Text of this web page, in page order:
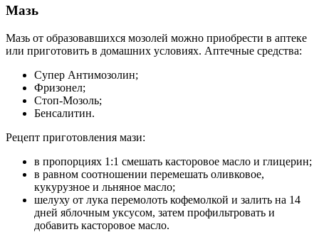
Мазь
Мазь от образовавшихся мозолей можно приобрести в аптеке
или приготовить в домашних условиях. Аптечные средства:
Супер Антимозолин;
Фризонел;
Стоп-Мозоль;
Бенсалитин.
Рецепт приготовления мази:
в пропорциях 1:1 смешать касторовое масло и глицерин;
в равном соотношении перемешать оливковое,
кукурузное и льняное масло;
шелуху от лука перемолоть кофемолкой и залить на 14
дней яблочным уксусом, затем профильтровать и
добавить касторовое масло.